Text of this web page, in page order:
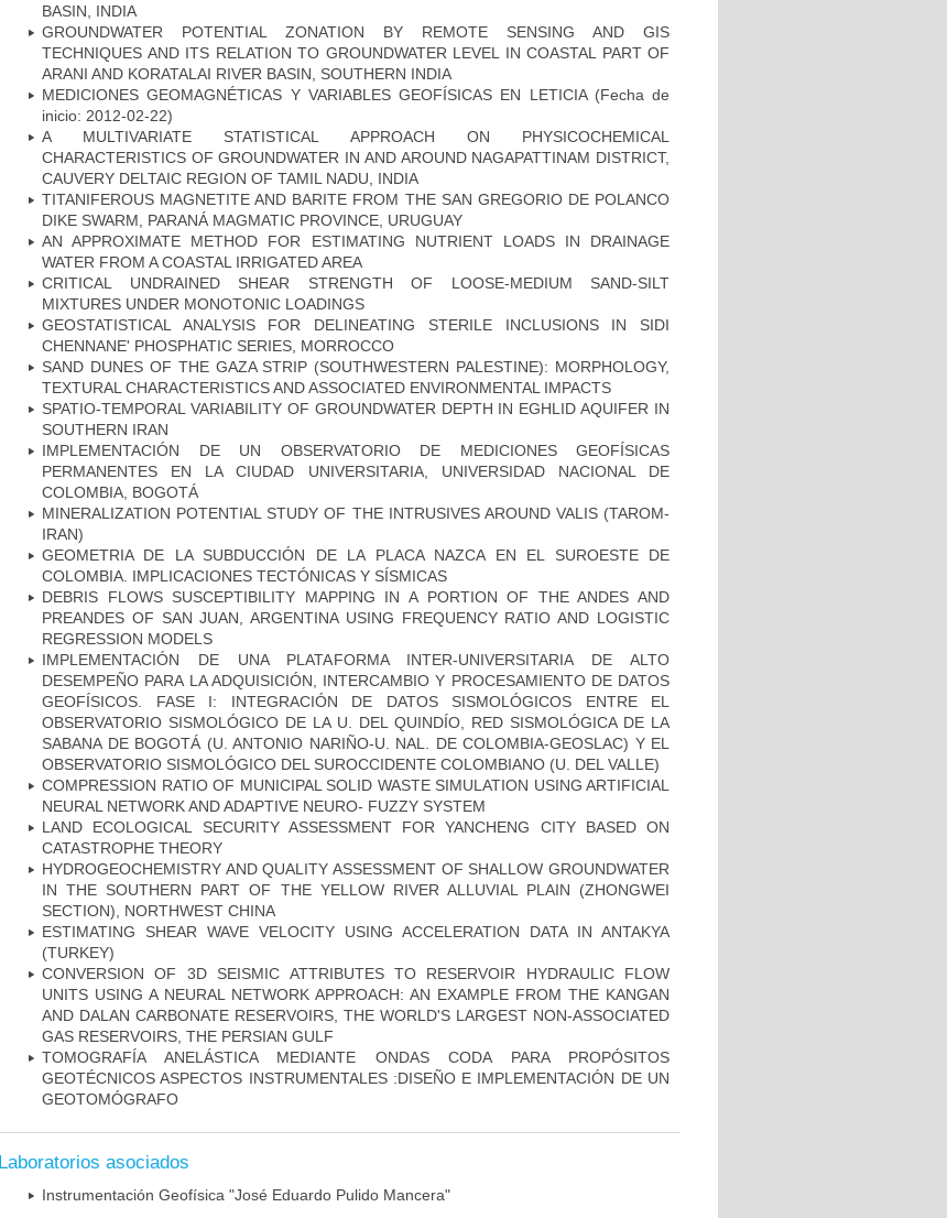
BASIN, INDIA
GROUNDWATER POTENTIAL ZONATION BY REMOTE SENSING AND GIS
TECHNIQUES AND ITS RELATION TO GROUNDWATER LEVEL IN COASTAL PART OF
ARANI AND KORATALAI RIVER BASIN, SOUTHERN INDIA
MEDICIONES GEOMAGNÉTICAS Y VARIABLES GEOFÍSICAS EN LETICIA (Fecha de
inicio: 2012-02-22)
A MULTIVARIATE STATISTICAL APPROACH ON PHYSICOCHEMICAL
CHARACTERISTICS OF GROUNDWATER IN AND AROUND NAGAPATTINAM DISTRICT,
CAUVERY DELTAIC REGION OF TAMIL NADU, INDIA
TITANIFEROUS MAGNETITE AND BARITE FROM THE SAN GREGORIO DE POLANCO
DIKE SWARM, PARANÁ MAGMATIC PROVINCE, URUGUAY
AN APPROXIMATE METHOD FOR ESTIMATING NUTRIENT LOADS IN DRAINAGE
WATER FROM A COASTAL IRRIGATED AREA
CRITICAL UNDRAINED SHEAR STRENGTH OF LOOSE-MEDIUM SAND-SILT
MIXTURES UNDER MONOTONIC LOADINGS
GEOSTATISTICAL ANALYSIS FOR DELINEATING STERILE INCLUSIONS IN SIDI
CHENNANE' PHOSPHATIC SERIES, MORROCCO
SAND DUNES OF THE GAZA STRIP (SOUTHWESTERN PALESTINE): MORPHOLOGY,
TEXTURAL CHARACTERISTICS AND ASSOCIATED ENVIRONMENTAL IMPACTS
SPATIO-TEMPORAL VARIABILITY OF GROUNDWATER DEPTH IN EGHLID AQUIFER IN
SOUTHERN IRAN
IMPLEMENTACIÓN DE UN OBSERVATORIO DE MEDICIONES GEOFÍSICAS
PERMANENTES EN LA CIUDAD UNIVERSITARIA, UNIVERSIDAD NACIONAL DE
COLOMBIA, BOGOTÁ
MINERALIZATION POTENTIAL STUDY OF THE INTRUSIVES AROUND VALIS (TAROM-
IRAN)
GEOMETRIA DE LA SUBDUCCIÓN DE LA PLACA NAZCA EN EL SUROESTE DE
COLOMBIA. IMPLICACIONES TECTÓNICAS Y SÍSMICAS
DEBRIS FLOWS SUSCEPTIBILITY MAPPING IN A PORTION OF THE ANDES AND
PREANDES OF SAN JUAN, ARGENTINA USING FREQUENCY RATIO AND LOGISTIC
REGRESSION MODELS
IMPLEMENTACIÓN DE UNA PLATAFORMA INTER-UNIVERSITARIA DE ALTO
DESEMPEÑO PARA LA ADQUISICIÓN, INTERCAMBIO Y PROCESAMIENTO DE DATOS
GEOFÍSICOS. FASE I: INTEGRACIÓN DE DATOS SISMOLÓGICOS ENTRE EL
OBSERVATORIO SISMOLÓGICO DE LA U. DEL QUINDÍO, RED SISMOLÓGICA DE LA
SABANA DE BOGOTÁ (U. ANTONIO NARIÑO-U. NAL. DE COLOMBIA-GEOSLAC) Y EL
OBSERVATORIO SISMOLÓGICO DEL SUROCCIDENTE COLOMBIANO (U. DEL VALLE)
COMPRESSION RATIO OF MUNICIPAL SOLID WASTE SIMULATION USING ARTIFICIAL
NEURAL NETWORK AND ADAPTIVE NEURO- FUZZY SYSTEM
LAND ECOLOGICAL SECURITY ASSESSMENT FOR YANCHENG CITY BASED ON
CATASTROPHE THEORY
HYDROGEOCHEMISTRY AND QUALITY ASSESSMENT OF SHALLOW GROUNDWATER
IN THE SOUTHERN PART OF THE YELLOW RIVER ALLUVIAL PLAIN (ZHONGWEI
SECTION), NORTHWEST CHINA
ESTIMATING SHEAR WAVE VELOCITY USING ACCELERATION DATA IN ANTAKYA
(TURKEY)
CONVERSION OF 3D SEISMIC ATTRIBUTES TO RESERVOIR HYDRAULIC FLOW
UNITS USING A NEURAL NETWORK APPROACH: AN EXAMPLE FROM THE KANGAN
AND DALAN CARBONATE RESERVOIRS, THE WORLD'S LARGEST NON-ASSOCIATED
GAS RESERVOIRS, THE PERSIAN GULF
TOMOGRAFÍA ANELÁSTICA MEDIANTE ONDAS CODA PARA PROPÓSITOS
GEOTÉCNICOS ASPECTOS INSTRUMENTALES :DISEÑO E IMPLEMENTACIÓN DE UN
GEOTOMÓGRAFO
Laboratorios asociados
Instrumentación Geofísica "José Eduardo Pulido Mancera"